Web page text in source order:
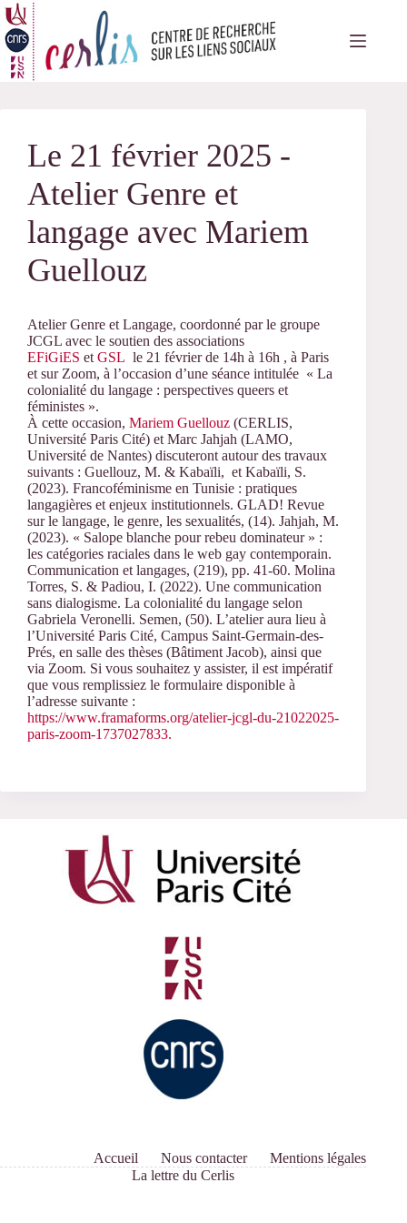
Passer
au
contenu
Le 21 février 2025 -
Atelier Genre et
langage avec Mariem
Guellouz
Atelier Genre et Langage, coordonné par le groupe
JCGL avec le soutien des associations
EFiGiES et GSL le 21 février de 14h à 16h , à Paris
et sur Zoom, à l’occasion d’une séance intitulée « La
colonialité du langage : perspectives queers et
féministes ».
À cette occasion, Mariem Guellouz (CERLIS,
Université Paris Cité) et Marc Jahjah (LAMO,
Université de Nantes) discuteront autour des travaux
suivants : Guellouz, M. & Kabaïli, et Kabaïli, S.
(2023). Francoféminisme en Tunisie : pratiques
langagières et enjeux institutionnels. GLAD! Revue
sur le langage, le genre, les sexualités, (14). Jahjah, M.
(2023). « Salope blanche pour rebeu dominateur » :
les catégories raciales dans le web gay contemporain.
Communication et langages, (219), pp. 41-60. Molina
Torres, S. & Padiou, I. (2022). Une communication
sans dialogisme. La colonialité du langage selon
Gabriela Veronelli. Semen, (50). L’atelier aura lieu à
l’Université Paris Cité, Campus Saint-Germain-des-
Prés, en salle des thèses (Bâtiment Jacob), ainsi que
via Zoom. Si vous souhaitez y assister, il est impératif
que vous remplissiez le formulaire disponible à
l’adresse suivante :
https://www.framaforms.org/atelier-jcgl-du-21022025-
paris-zoom-1737027833.
Accueil Nous contacter
Mentions légales
La lettre du Cerlis